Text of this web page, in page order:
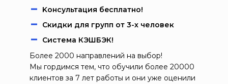
Kонcультация бecплaтно!
Скидки для групп от 3-х человек
Система КЭШБЭК!
Более 2000 направлений на выбор!
Мы гордимся тем, что обучили более 20000
клиентов за 7 лет работы и они уже оценили